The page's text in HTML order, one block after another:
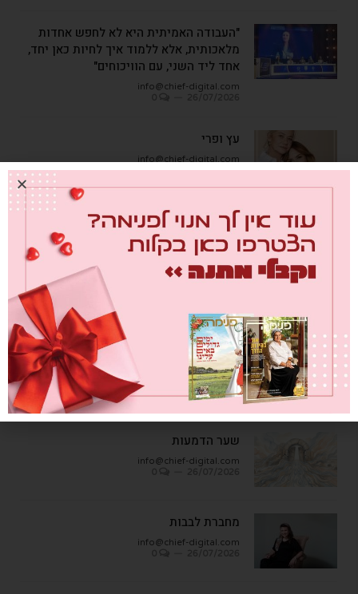
"העבודה האמיתית היא לא לחפש אחדות
מלאכותית, אלא ללמוד איך לחיות כאן יחד,
אחד ליד השני, עם הוויכוחים"
info@chief-digital.com
עץ ופרי
info@chief-digital.com
08/07/2026
0
כתבות אחרונות
מבחן הגמבה
כאן חוגגים בכיף – המדריך לתכנון חוויה
משפחתית
info@chief-digital.com
26/07/2026
0
שער הדמעות
info@chief-digital.com
מחברת לבבות
info@chief-digital.com